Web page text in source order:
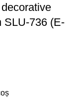
SLU-736 (E-